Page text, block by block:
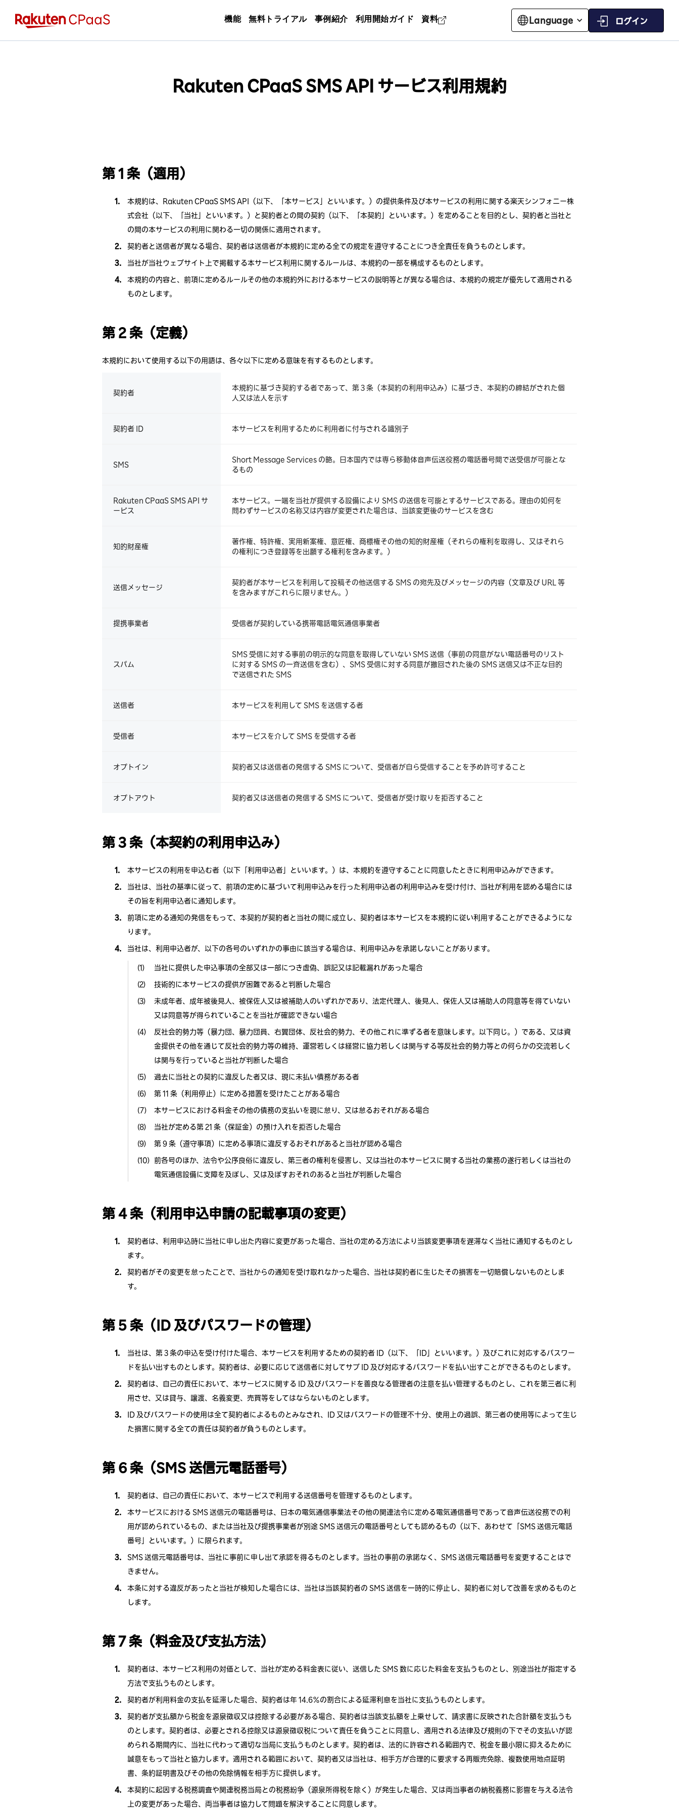
機能 無料トライアル 事例紹介 利用開始ガイド 資料 Language ログイン
Rakuten CPaaS SMS API サービス利用規約
第 1 条（適用）
本規約は、Rakuten CPaaS SMS API（以下、「本サービス」といいます。）の提供条件及び本サービスの利用に関する楽天シンフォニー株
式会社（以下、「当社」といいます。）と契約者との間の契約（以下、「本契約」といいます。）を定めることを目的とし、契約者と当社と
の間の本サービスの利用に関わる一切の関係に適用されます。
契約者と送信者が異なる場合、契約者は送信者が本規約に定める全ての規定を遵守することにつき全責任を負うものとします。
当社が当社ウェブサイト上で掲載する本サービス利用に関するルールは、本規約の一部を構成するものとします。
本規約の内容と、前項に定めるルールその他の本規約外における本サービスの説明等とが異なる場合は、本規約の規定が優先して適用される
ものとします。
第 2 条（定義）
本規約において使用する以下の用語は、各々以下に定める意味を有するものとします。
契約者
本規約に基づき契約する者であって、第 3 条（本契約の利用申込み）に基づき、本契約の締結がされた個
人又は法人を示す
契約者 ID 本サービスを利用するために利用者に付与される識別子
SMS
Short Message Services の略。日本国内では専ら移動体音声伝送役務の電話番号間で送受信が可能とな
るもの
Rakuten CPaaS SMS API サ
ービス
本サービス。一端を当社が提供する設備により SMS の送信を可能とするサービスである。理由の如何を
問わずサービスの名称又は内容が変更された場合は、当該変更後のサービスを含む
知的財産権
著作権、特許権、実用新案権、意匠権、商標権その他の知的財産権（それらの権利を取得し、又はそれら
の権利につき登録等を出願する権利を含みます。）
送信メッセージ
契約者が本サービスを利用して投稿その他送信する SMS の宛先及びメッセージの内容（文章及び URL 等
を含みますがこれらに限りません。）
提携事業者 受信者が契約している携帯電話電気通信事業者
スパム
SMS 受信に対する事前の明示的な同意を取得していない SMS 送信（事前の同意がない電話番号のリスト
に対する SMS の一斉送信を含む）、SMS 受信に対する同意が撤回された後の SMS 送信又は不正な目的
で送信された SMS
送信者 本サービスを利用して SMS を送信する者
受信者 本サービスを介して SMS を受信する者
オプトイン 契約者又は送信者の発信する SMS について、受信者が自ら受信することを予め許可すること
オプトアウト 契約者又は送信者の発信する SMS について、受信者が受け取りを拒否すること
第 3 条（本契約の利用申込み）
本サービスの利用を申込む者（以下「利用申込者」といいます。）は、本規約を遵守することに同意したときに利用申込みができます。
当社は、当社の基準に従って、前項の定めに基づいて利用申込みを行った利用申込者の利用申込みを受け付け、当社が利用を認める場合には
その旨を利用申込者に通知します。
前項に定める通知の発信をもって、本契約が契約者と当社の間に成立し、契約者は本サービスを本規約に従い利用することができるようにな
ります。
当社は、利用申込者が、以下の各号のいずれかの事由に該当する場合は、利用申込みを承諾しないことがあります。
当社に提供した申込事項の全部又は一部につき虚偽、誤記又は記載漏れがあった場合
技術的に本サービスの提供が困難であると判断した場合
未成年者、成年被後見人、被保佐人又は被補助人のいずれかであり、法定代理人、後見人、保佐人又は補助人の同意等を得ていない
又は同意等が得られていることを当社が確認できない場合
反社会的勢力等（暴力団、暴力団員、右翼団体、反社会的勢力、その他これに準ずる者を意味します。以下同じ。）である、又は資
金提供その他を通じて反社会的勢力等の維持、運営若しくは経営に協力若しくは関与する等反社会的勢力等との何らかの交流若しく
は関与を行っていると当社が判断した場合
過去に当社との契約に違反した者又は、現に未払い債務がある者
第 11 条（利用停止）に定める措置を受けたことがある場合
本サービスにおける料金その他の債務の支払いを現に怠り、又は怠るおそれがある場合
当社が定める第 21 条（保証金）の預け入れを拒否した場合
第 9 条（遵守事項）に定める事項に違反するおそれがあると当社が認める場合
前各号のほか、法令や公序良俗に違反し、第三者の権利を侵害し、又は当社の本サービスに関する当社の業務の遂行若しくは当社の
電気通信設備に支障を及ぼし、又は及ぼすおそれのあると当社が判断した場合
第 4 条（利用申込申請の記載事項の変更）
契約者は、利用申込時に当社に申し出た内容に変更があった場合、当社の定める方法により当該変更事項を遅滞なく当社に通知するものとし
ます。
契約者がその変更を怠ったことで、当社からの通知を受け取れなかった場合、当社は契約者に生じたその損害を一切賠償しないものとしま
す。
第 5 条（ID 及びパスワードの管理）
当社は、第 3 条の申込を受け付けた場合、本サービスを利用するための契約者 ID（以下、「ID」といいます。）及びこれに対応するパスワー
ドを払い出すものとします。契約者は、必要に応じて送信者に対してサブ ID 及び対応するパスワードを払い出すことができるものとします。
契約者は、自己の責任において、本サービスに関する ID 及びパスワードを善良なる管理者の注意を払い管理するものとし、これを第三者に利
用させ、又は貸与、譲渡、名義変更、売買等をしてはならないものとします。
ID 及びパスワードの使用は全て契約者によるものとみなされ、ID 又はパスワードの管理不十分、使用上の過誤、第三者の使用等によって生じ
た損害に関する全ての責任は契約者が負うものとします。
第 6 条（SMS 送信元電話番号）
契約者は、自己の責任において、本サービスで利用する送信番号を管理するものとします。
本サービスにおける SMS 送信元の電話番号は、日本の電気通信事業法その他の関連法令に定める電気通信番号であって音声伝送役務での利
用が認められているもの、または当社及び提携事業者が別途 SMS 送信元の電話番号としても認めるもの（以下、あわせて「SMS 送信元電話
番号」といいます。）に限られます。
SMS 送信元電話番号は、当社に事前に申し出て承認を得るものとします。当社の事前の承諾なく、SMS 送信元電話番号を変更することはで
きません。
本条に対する違反があったと当社が検知した場合には、当社は当該契約者の SMS 送信を一時的に停止し、契約者に対して改善を求めるものと
します。
第 7 条（料金及び支払方法）
契約者は、本サービス利用の対価として、当社が定める料金表に従い、送信した SMS 数に応じた料金を支払うものとし、別途当社が指定する
方法で支払うものとします。
契約者が利用料金の支払を延滞した場合、契約者は年 14.6％の割合による延滞利息を当社に支払うものとします。
契約者が支払額から税金を源泉徴収又は控除する必要がある場合、契約者は当該支払額を上乗せして、請求書に反映された合計額を支払うも
のとします。契約者は、必要とされる控除又は源泉徴収税について責任を負うことに同意し、適用される法律及び規則の下でその支払いが認
められる期間内に、当社に代わって適切な当局に支払うものとします。契約者は、法的に許容される範囲内で、税金を最小限に抑えるために
誠意をもって当社と協力します。適用される範囲において、契約者又は当社は、相手方が合理的に要求する再販売免除、複数使用地点証明
書、条約証明書及びその他の免除情報を相手方に提供します。
本契約に起因する税務調査や関連税務当局との税務紛争（源泉所得税を除く）が発生した場合、又は両当事者の納税義務に影響を与える法令
上の変更があった場合、両当事者は協力して問題を解決することに同意します。